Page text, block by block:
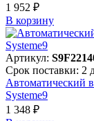
1 952 ₽
В корзинy
Артикул:
Срок поставки: 2
Автоматический
Systeme9
1 348 ₽